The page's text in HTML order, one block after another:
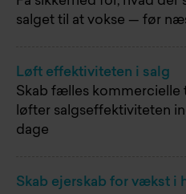
salget til at vokse — før
Løft effektiviteten i salg
Skab fælles kommercielle
løfter salgseffektiviteten
dage
Skab ejerskab for vækst i